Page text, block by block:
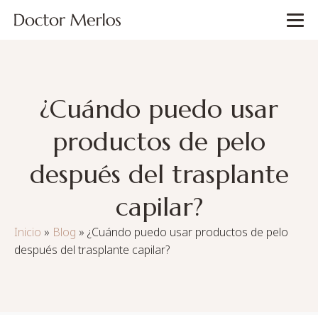
¿Cuándo puedo usar
productos de pelo
después del trasplante
capilar?
Inicio » Blog » ¿Cuándo puedo usar productos de pelo
después del trasplante capilar?